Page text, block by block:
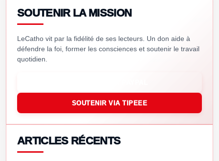
SOUTENIR LA MISSION
LeCatho vit par la fidélité de ses lecteurs. Un don aide à
défendre la foi, former les consciences et soutenir le travail
quotidien.
SOUTENIR VIA TIPEEE
ARTICLES RÉCENTS